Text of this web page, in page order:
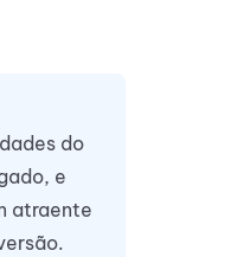
do
e
atraente